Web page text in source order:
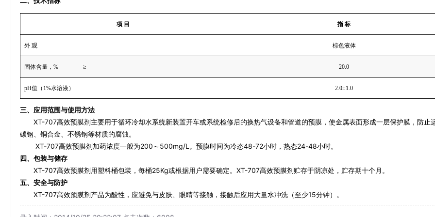
项 目 指 标
外 观 棕色液体
固体含量， % ≥ 20.0
pH值（ 1%水溶液） 2.0±1.0
三、应用范围与使用方法
XT-707高效预膜剂主要用于循环冷却水系统新装置开车或系统检修后的换热气设备和管道的预膜，使金属表面形成一层保护膜，防止
碳钢、铜合金、不锈钢等材质的腐蚀。
XT-707高效预膜剂加药浓度一般为200 ～ 500mg/L 。预膜时间为冷态48-72小时，热态24-48小时。
四、包装与储存
XT-707高效预膜剂用塑料桶包装，每桶25Kg或根据用户需要确定。 XT-707高效预膜剂贮存于阴凉处，贮存期十个月。
五、安全与防护
XT-707高效预膜剂产品为酸性，应避免与皮肤、眼睛等接触，接触后应用大量水冲洗（至少15分钟）。